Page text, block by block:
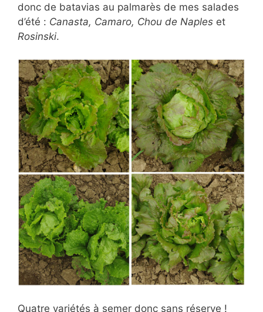
donc de batavias au palmarès de mes salades
d’été : Canasta, Camaro, Chou de Naples et
Rosinski.
Quatre variétés à semer donc sans réserve !